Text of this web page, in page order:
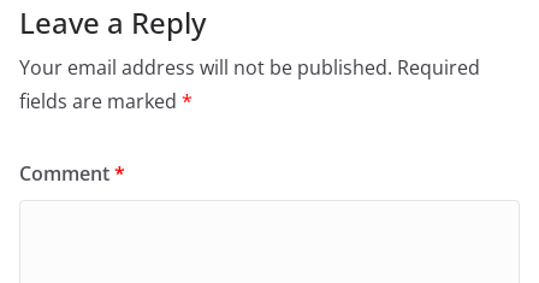
Leave a Reply
Your email address will not be published. Required
fields are marked *
Comment*